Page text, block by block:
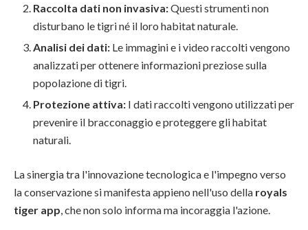
Raccolta dati non invasiva:Questi strumenti non
disturbano le tigri né il loro habitat naturale.
Analisi dei dati: Le immagini e i video raccolti vengono
analizzati per ottenere informazioni preziose sulla
popolazione di tigri.
Protezione attiva: I dati raccolti vengono utilizzati per
prevenire il bracconaggio e proteggere gli habitat
naturali.
La sinergia tra l'innovazione tecnologica e l'impegno verso
la conservazione si manifesta appieno nell'uso della royals
tiger app , che non solo informa ma incoraggia l'azione.